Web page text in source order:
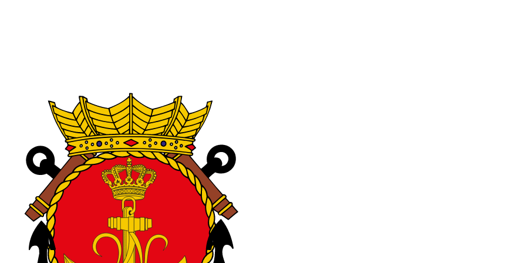
van embleem Koninklijk Instituut voor de Marine (KIM).